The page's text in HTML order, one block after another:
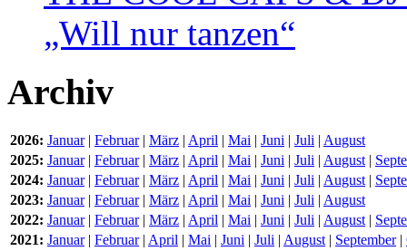
„Will nur tanzen“
Archiv
2026: Januar| Februar| März | April | Mai | Juni | Juli | August
2025: Januar| Februar| März | April | Mai | Juni | Juli | August|
2024: Januar| Februar| März | April | Mai | Juni | Juli | August|
2023: Januar| Februar| März | April | Mai | Juni | Juli | August
2022: Januar| Februar| März | April | Mai | Juni | Juli | August|
2021: Januar| Februar| April | Mai | Juni | Juli | August| September|